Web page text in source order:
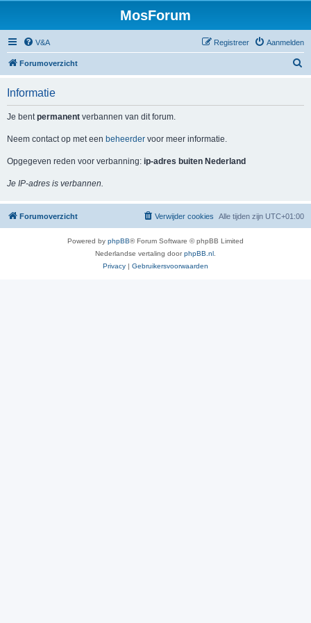
MosForum
V&A Aanmelden
Registreer
Forumoverzicht
Informatie
Je bentpermanent verbannen van dit forum.
Neem contact op met een beheerder voor meer informatie.
Opgegeven reden voor verbanning: ip-adres buiten Nederland
Je IP-adres is verbannen.
Forumoverzicht Alle tijden zijn UTC+01:00
Verwijder cookies
Powered by phpBB® Forum Software © phpBB Limited
Nederlandse vertaling doorphpBB.nl
Privacy | Gebruikersvoorwaarden